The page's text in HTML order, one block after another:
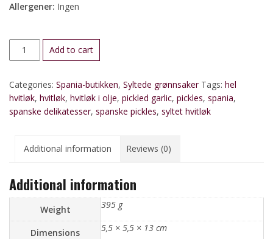
Allergener: Ingen
Hvitløk
i
med
urter
quantity
Add to cart
Categories: Spania-butikken, Syltede grønnsaker Tags: hel
hvitløk, hvitløk, hvitløk i olje, pickled garlic, pickles, spania,
spanske delikatesser, spanske pickles, syltet hvitløk
Additional information Reviews (0)
Additional information
Weight 395 g
Dimensions 5,5 × 5,5 × 13 cm